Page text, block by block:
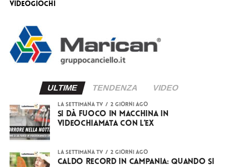
videogiochi
ULTIME TENDENZA VIDEO
LA SETTIMANA TV 2 giorni ago
Si dà fuoco in macchina in
videochiamata con l’ex
LA SETTIMANA TV 2 giorni ago
Caldo record in Campania: quando si